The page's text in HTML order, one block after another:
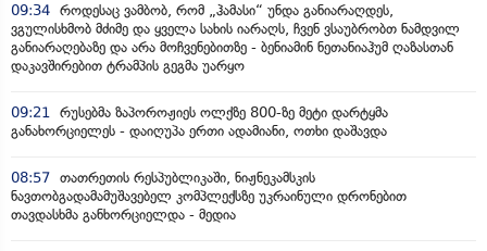
09:34 როდესაც ვამბობ, რომ „ჰამასი“ უნდა განიარაღდეს,
ვგულისხმობ მძიმე და ყველა სახის იარაღს, ჩვენ ვსაუბრობთ ნამდვილ
განიარაღებაზე და არა მოჩვენებითზე - ბენიამინ ნეთანიაჰუმ ღაზასთან
დაკავშირებით ტრამპის გეგმა უარყო
09:21
რუსებმა ზაპოროჟიეს ოლქზე 800-ზე მეტი დარტყმა
განახორციელეს - დაიღუპა ერთი ადამიანი, ოთხი დაშავდა
08:57 თათრეთის რესპუბლიკაში, ნიჟნეკამსკის
ნავთობგადამამუშავებელ კომპლექსზე უკრაინული დრონებით
თავდასხმა განხორციელდა - მედია